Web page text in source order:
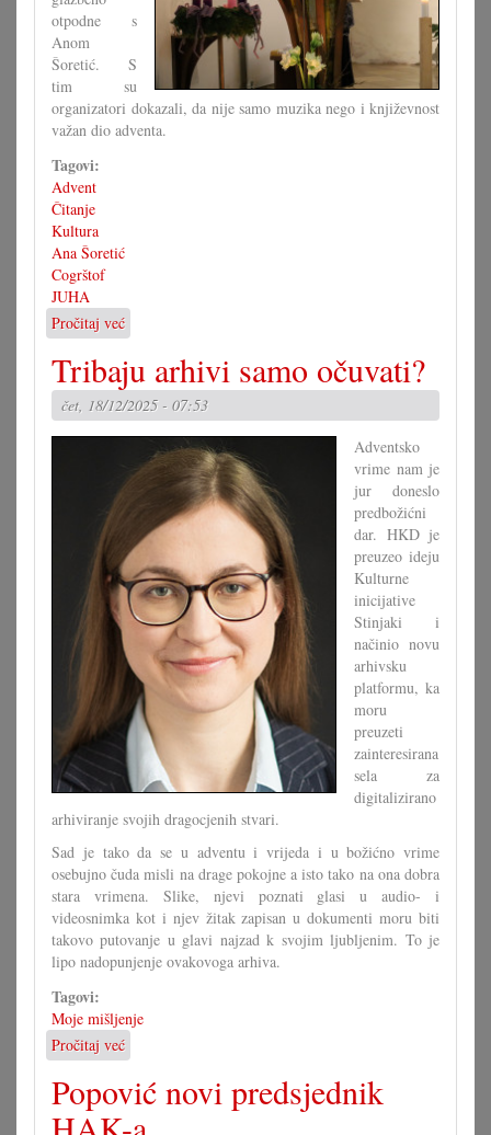
otpodne s
Anom
Šoretić. S
tim su
organizatori dokazali, da nije samo muzika nego i književnost
važan dio adventa.
Tagovi:
Advent
Čitanje
Kultura
Ana Šoretić
Cogrštof
JUHA
Pročitaj već
Adventska
ura
u
Cogrštofu
Tribaju arhivi samo očuvati?
čet, 18/12/2025 - 07:53
Adventsko
vrime nam je
jur doneslo
predbožićni
dar. HKD je
preuzeo ideju
Kulturne
inicijative
Stinjaki i
načinio novu
arhivsku
platformu, ka
moru
preuzeti
zainteresirana
sela za
digitalizirano
arhiviranje svojih dragocjenih stvari.
Sad je tako da se u adventu i vrijeda i u božićno vrime
osebujno čuda misli na drage pokojne a isto tako na ona dobra
stara vrimena. Slike, njevi poznati glasi u audio- i
videosnimka kot i njev žitak zapisan u dokumenti moru biti
takovo putovanje u glavi najzad k svojim ljubljenim. To je
lipo nadopunjenje ovakovoga arhiva.
Tagovi:
Moje mišljenje
Pročitaj već
Tribaju
arhivi
samo
Popović novi predsjednik